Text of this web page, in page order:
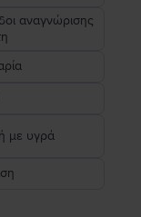
αναγνώρισης
με υγρά